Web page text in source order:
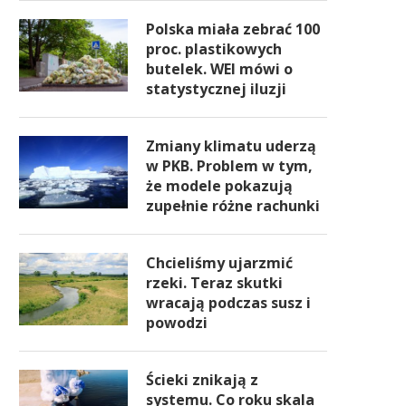
Polska miała zebrać 100
proc. plastikowych
butelek. WEI mówi o
statystycznej iluzji
Zmiany klimatu uderzą
w PKB. Problem w tym,
że modele pokazują
zupełnie różne rachunki
Chcieliśmy ujarzmić
rzeki. Teraz skutki
wracają podczas susz i
powodzi
Ścieki znikają z
systemu. Co roku skala